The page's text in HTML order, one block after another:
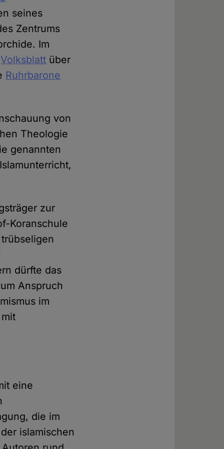
seines
Zentrums
Im
Volksblatt über
Ruhrbarone
von
Theologie
genannten
zur
Koranschule
dürfte das
Anspruch
im
eine
die im
islamischen